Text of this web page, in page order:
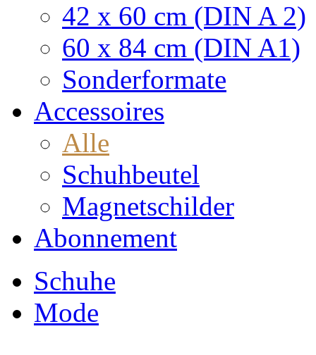
42 x 60 cm (DIN A 2)
60 x 84 cm (DIN A1)
Sonderformate
Accessoires
Alle
Schuhbeutel
Magnetschilder
Abonnement
Schuhe
Mode